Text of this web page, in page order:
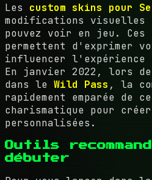
Les custom skins pour
modifications visuelles
pouvez voir en jeu. Ces
permettent d'exprimer
influencer l'expérience
En janvier 2022, lors
dans le Wild Pass , la
rapidement emparée de
charismatique pour
personnalisées.
Outils
débuter